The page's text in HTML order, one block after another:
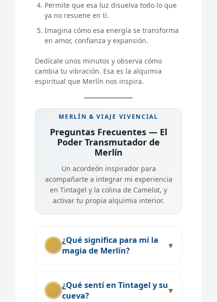
Permite que esa luz disuelva todo lo que
ya no resuene en ti.
Imagina cómo esa energía se transforma
en amor, confianza y expansión.
Dedícale unos minutos y observa cómo
cambia tu vibración. Esa es la alquimia
espiritual que Merlín nos inspira.
MERLÍN & VIAJE VIVENCIAL
Preguntas Frecuentes — El
Poder Transmutador de
Merlín
Un acordeón inspirador para
acompañarte a integrar mi experiencia
en Tintagel y la colina de Camelot, y
activar tu propia alquimia interior.
¿Qué significa para mí la
magia de Merlín?
¿Qué sentí en Tintagel y su
cueva?